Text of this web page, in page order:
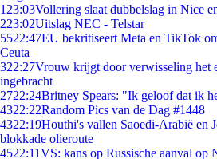
1 23:03Vollering slaat dubbelslag in Nice
223:02Uitslag NEC - Telstar
5522:47EU bekritiseert Meta en TikTok
Ceuta
322:27Vrouw krijgt door verwisseling het
ingebracht
2722:24Britney Spears: "Ik geloof dat ik
4322:22Random Pics van de Dag #1448
4322:19Houthi's vallen Saoedi-Arabië en
blokkade olieroute
4522:11VS: kans op Russische aanval op